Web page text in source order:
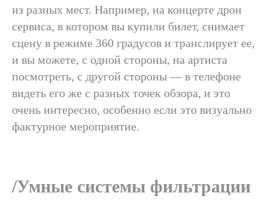
из разных мест. Например, на концерте дрон
сервиса, в котором вы купили билет, снимает
сцену в режиме 360 градусов и транслирует ее,
и вы можете, с одной стороны, на артиста
посмотреть, с другой стороны — в телефоне
видеть его же с разных точек обзора, и это
очень интересно, особенно если это визуально
фактурное мероприятие.
/Умные системы фильтрации